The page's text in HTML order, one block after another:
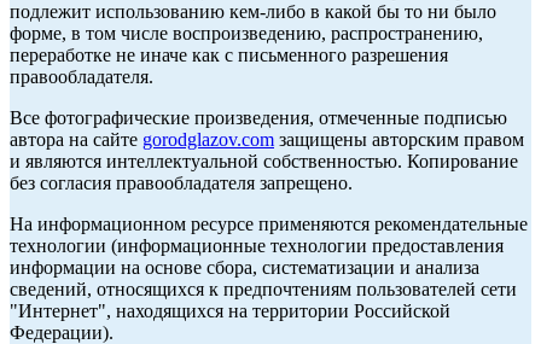
подлежит использованию кем-либо в какой бы то ни было
форме, в том числе воспроизведению, распространению,
переработке не иначе как с письменного разрешения
правообладателя.
Все фотографические произведения, отмеченные подписью
автора на сайте gorodglazov.com защищены авторским правом
и являются интеллектуальной собственностью. Копирование
без согласия правообладателя запрещено.
На информационном ресурсе применяются рекомендательные
технологии (информационные технологии предоставления
информации на основе сбора, систематизации и анализа
сведений, относящихся к предпочтениям пользователей сети
"Интернет", находящихся на территории Российской
Федерации).